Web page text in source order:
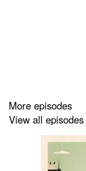
Belle écoute !
More episodes
View all episodes